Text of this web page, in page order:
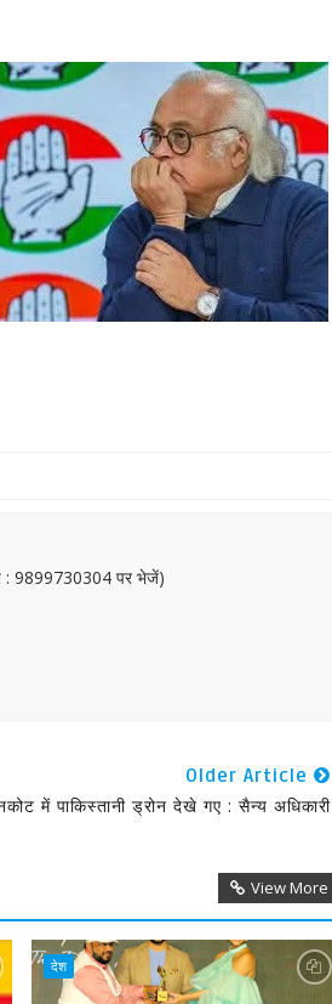
: 9899730304 पर भेजें)
Older Article
में पाकिस्तानी ड्रोन देखे गए : सैन्य अधिकारी
View More
देश